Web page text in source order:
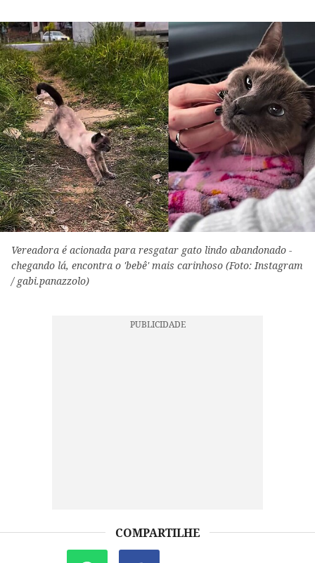
Vereadora é acionada para resgatar gato lindo abandonado -
chegando lá, encontra o 'bebê' mais carinhoso (Foto: Instagram
/ gabi.panazzolo)
COMPARTILHE